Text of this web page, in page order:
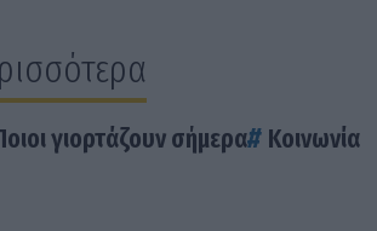
γιορτάζουν σήμερα Κοινωνία